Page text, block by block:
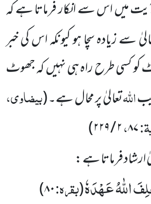
میں اس سے انکار فرماتا ہے کہ
سے زیادہ سچا ہو کیونکہ اس کی خبر
کسی طرح راہ ہی نہیں کہ جھوٹ
اللہتعالیٰ پر محال ہے۔(بیضاوی،
۸۷،۲ / ۲۲۹)
ارشاد فرماتا ہے :
اللّٰهُ عَهْدَهٗ(بقرہ:۸۰)